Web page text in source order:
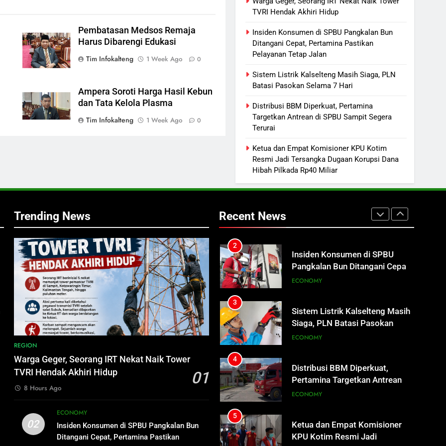
Pembatasan Medsos Remaja
Harus Dibarengi Edukasi
Tim Infokalteng
1 Week Ago 0
Ampera Soroti Harga Hasil Kebun
dan Tata Kelola Plasma
Tim Infokalteng
1 Week Ago 0
TVRI Hendak Akhiri Hidup
Insiden Konsumen di SPBU Pangkalan Bun
Ditangani Cepat, Pertamina Pastikan
Pelayanan Tetap Jalan
Sistem Listrik Kalselteng Masih Siaga, PLN
Batasi Pasokan Selama 7 Hari
Distribusi BBM Diperkuat, Pertamina
Targetkan Antrean di SPBU Sampit Segera
Terurai
Ketua dan Empat Komisioner KPU Kotim
Resmi Jadi Tersangka Dugaan Korupsi Dana
Hibah Pilkada Rp40 Miliar
Trending News
REGION
Warga Geger, Seorang IRT Nekat Naik Tower
TVRI Hendak Akhiri Hidup
01
8 Hours Ago
02
ECONOMY
Insiden Konsumen di SPBU Pangkalan Bun
Ditangani Cepat, Pertamina Pastikan
Recent News
Nama Tokoh Anime Ramai
Dipakai Warga Indonesia, Ada
Uzumaki, D. Luffy, Shinchan,
NUSANTARA
Tak Ada Lagi Pajak Terlewat,
Palangka Raya
ECONOMY
Nekat Naik Tower TVRI Hendak
Akhiri Hidup
REGION
2
Pangkalan Bun Ditangani Cepat,
Pertamina Pastikan Pelayanan
3
Sistem Listrik Kalselteng Masih
Siaga, PLN Batasi Pasokan
Selama 7 Hari
ECONOMY
4
Distribusi BBM Diperkuat,
Pertamina Targetkan Antrean di
SPBU Sampit Segera Terurai
ECONOMY
5
Ketua dan Empat Komisioner
KPU Kotim Resmi Jadi
Tersangka Dugaan Korupsi
HUKUM DAN KRIMINAL
6
Presiden Prabowo Minta Bahlil
Segera Tuntaskan Pemadaman